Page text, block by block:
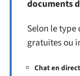
documents
Selon le
gratuites ou
Chat en direct